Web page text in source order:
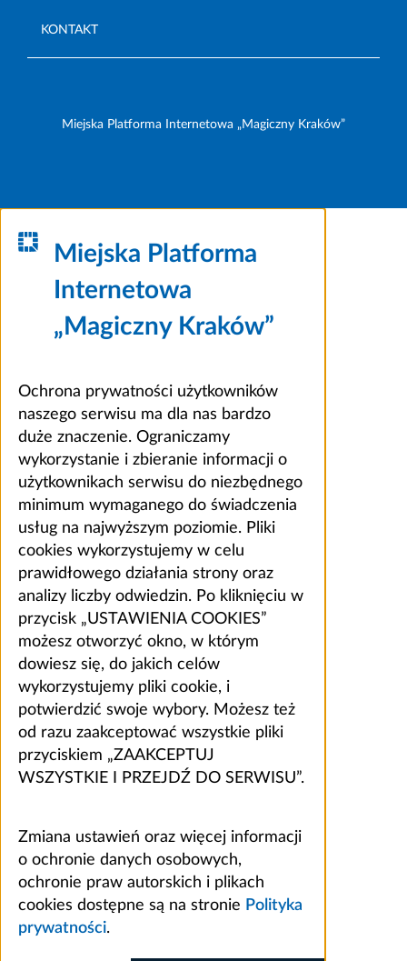
KONTAKT
Miejska Platforma Internetowa „Magiczny Kraków”
Miejska Platforma
Internetowa
„Magiczny Kraków”
Ochrona prywatności użytkowników
naszego serwisu ma dla nas bardzo
duże znaczenie. Ograniczamy
wykorzystanie i zbieranie informacji o
użytkownikach serwisu do niezbędnego
minimum wymaganego do świadczenia
usług na najwyższym poziomie. Pliki
cookies wykorzystujemy w celu
prawidłowego działania strony oraz
analizy liczby odwiedzin. Po kliknięciu w
przycisk „USTAWIENIA COOKIES”
możesz otworzyć okno, w którym
dowiesz się, do jakich celów
wykorzystujemy pliki cookie, i
potwierdzić swoje wybory. Możesz też
od razu zaakceptować wszystkie pliki
przyciskiem „ZAAKCEPTUJ
WSZYSTKIE I PRZEJDŹ DO SERWISU”.
Zmiana ustawień oraz więcej informacji
o ochronie danych osobowych,
ochronie praw autorskich i plikach
cookies dostępne są na stronie Polityka
prywatności.